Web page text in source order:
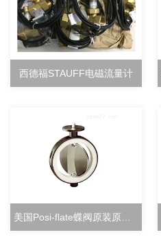
西德福STAUFF电磁流量计